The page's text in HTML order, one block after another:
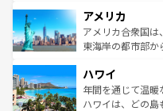
ンツ一覧を参照し
の建物がそのまま
博物館もあり、ア
ことができる。国
ば市内交通費無料で
着のスイス情報は
アメリカ
アメリカ合衆国は
東海岸の都市部か
のような巨大都市
ンメントが詰まっ
西部には大自然
ハワイ
年間を通じて温暖
ハワイは、どの島